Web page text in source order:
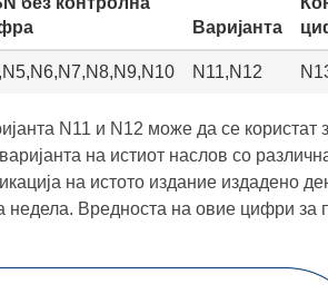
Варијанта
N11,N12
N11 и N12 може да се користат
на истиот наслов со
на истото издание издадено
недела. Вредноста на овие цифри за